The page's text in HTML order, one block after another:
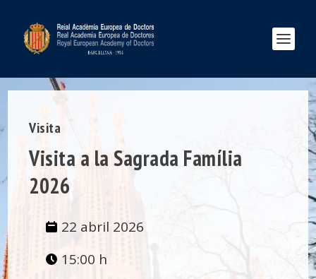
Visita
Visita a la Sagrada Família
2026
22 abril 2026
15:00 h